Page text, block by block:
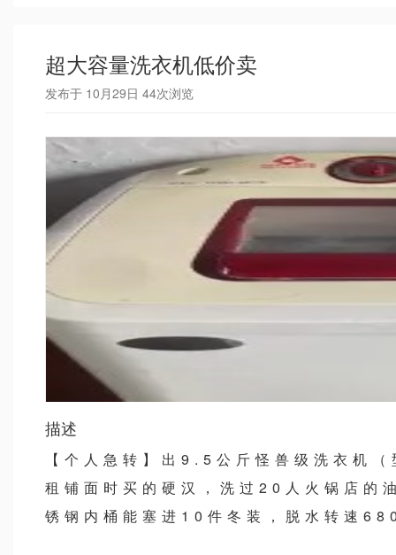
超大容量洗衣机低价卖
发布于 10月29日 44次浏览
描述
【个人急转】出9.5公斤怪兽级洗衣
租铺面时买的硬汉，洗过20人火锅店的
锈钢内桶能塞进10件冬装，脱水转速